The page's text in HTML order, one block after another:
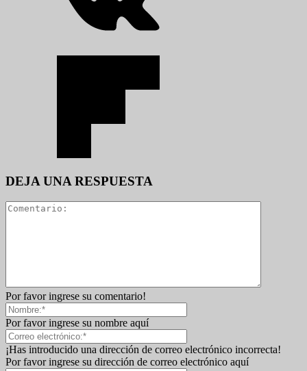
DEJA UNA RESPUESTA
Por favor ingrese su comentario!
Por favor ingrese su nombre aquí
¡Has introducido una dirección de correo electrónico incorrecta!
Por favor ingrese su dirección de correo electrónico aquí